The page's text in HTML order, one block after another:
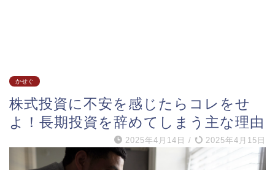
かせぐ
株式投資に不安を感じたらコレをせ
よ！長期投資を辞めてしまう主な理由
2025年4月14日 / 2025年4月15日